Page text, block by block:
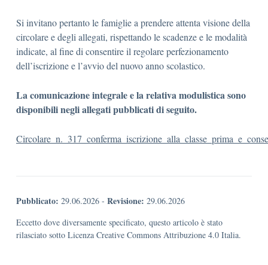
Si invitano pertanto le famiglie a prendere attenta visione della
circolare e degli allegati, rispettando le scadenze e le modalità
indicate, al fine di consentire il regolare perfezionamento
dell’iscrizione e l’avvio del nuovo anno scolastico.
La comunicazione integrale e la relativa modulistica sono
disponibili negli allegati pubblicati di seguito.
Pubblicato: 29.06.2026 - Revisione: 29.06.2026
Eccetto dove diversamente specificato, questo articolo è stato
rilasciato sotto Licenza Creative Commons Attribuzione 4.0 Italia.